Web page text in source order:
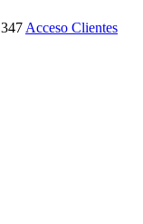
Acceso Clientes